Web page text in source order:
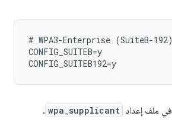
# WPA3-Enterprise (SuiteB-192)
CONFIG_SUITEB=y
في ملف إعداد wpa_supplicant
.